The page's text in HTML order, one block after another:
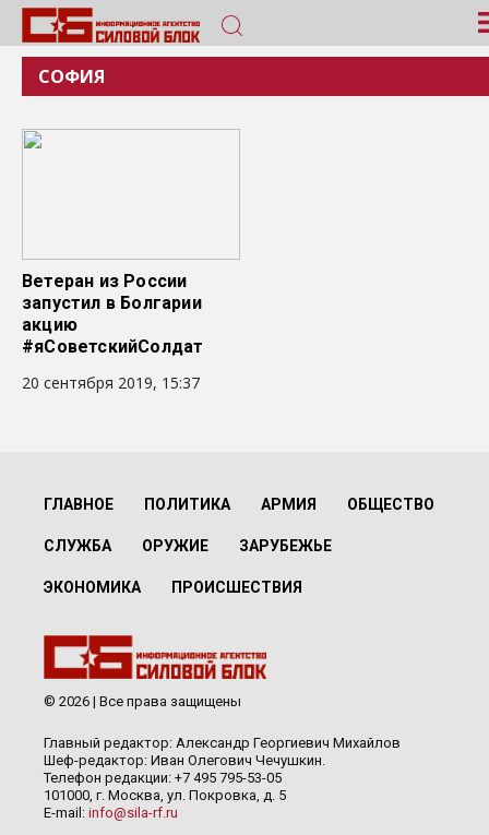
СОФИЯ
Ветеран из России
запустил в Болгарии
акцию
#яСоветскийСолдат
20 сентября 2019, 15:37
ГЛАВНОЕ ПОЛИТИКА АРМИЯ ОБЩЕСТВО
СЛУЖБА ОРУЖИЕ ЗАРУБЕЖЬЕ
ЭКОНОМИКА ПРОИСШЕСТВИЯ
© 2026 | Все права защищены
Главный редактор: Александр Георгиевич Михайлов
Шеф-редактор: Иван Олегович Чечушкин.
Телефон редакции: +7 495 795-53-05
101000, г. Москва, ул. Покровка, д. 5
E-mail: info@sila-rf.ru